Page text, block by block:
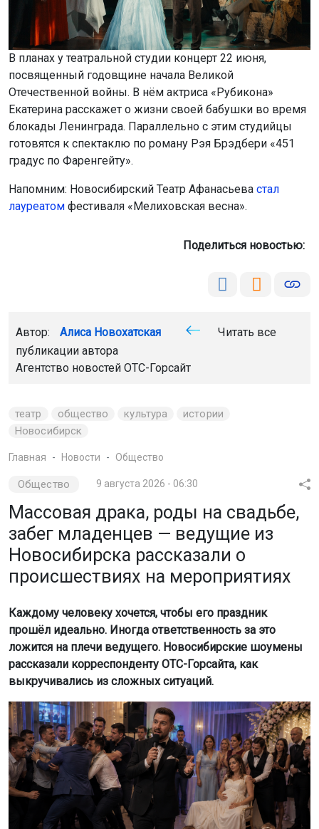
В планах у театральной студии концерт 22 июня,
посвященный годовщине начала Великой
Отечественной войны. В нём актриса «Рубикона»
Екатерина расскажет о жизни своей бабушки во время
блокады Ленинграда. Параллельно с этим студийцы
готовятся к спектаклю по роману Рэя Брэдбери «451
градус по Фаренгейту».
Напомним: Новосибирский Театр Афанасьева стал
лауреатом фестиваля «Мелиховская весна».
Поделиться новостью:
Автор: Алиса Новохатская
Читать все
публикации автора
Агентство новостей ОТС-Горсайт
театр общество культура
истории
Новосибирск
Главная Новости Общество
Общество 9 августа 2026 - 06:30
Массовая драка, роды на свадьбе,
забег младенцев — ведущие из
Новосибирска рассказали о
происшествиях на мероприятиях
Каждому человеку хочется, чтобы его праздник
прошёл идеально. Иногда ответственность за это
ложится на плечи ведущего. Новосибирские шоумены
рассказали корреспонденту ОТС-Горсайта, как
выкручивались из сложных ситуаций.